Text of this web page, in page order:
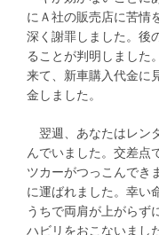
にＡ社の販売店に苦情
深く謝罪しました。後
ることが判明しました
来て、新車購入代金に
金しました。
翌週、あなたはレン
んでいました。交差点
ツカーがつっこんでき
に運ばれました。幸い
うちで両肩が上がらず
ハビリをおこないまし